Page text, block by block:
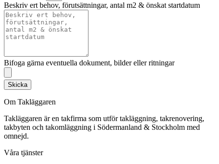
Beskriv ert behov, förutsättningar, antal m2 & önskat startdatum
Bifoga gärna eventuella dokument, bilder eller ritningar
Skicka
Om Takläggaren
Takläggaren är en takfirma som utför takläggning, takrenovering,
takbyten och takomläggning i Södermanland & Stockholm med
omnejd.
Våra tjänster